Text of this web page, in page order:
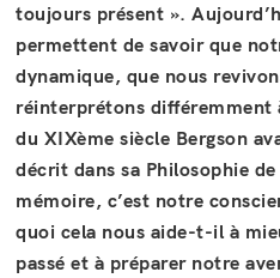
toujours présent ».
permettent de savoir que
dynamique, que nous
réinterprétons différemment
du XIXème siècle Bergson
décrit dans sa Philosophie
mémoire, c’est notre
quoi cela nous aide-t-il à
passé et à préparer notre